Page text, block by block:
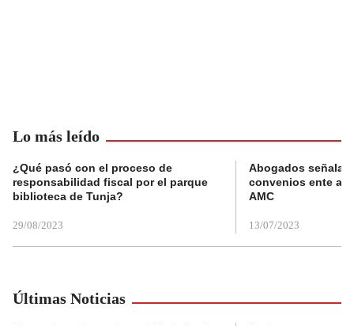
Lo más leído
¿Qué pasó con el proceso de
responsabilidad fiscal por el parque
biblioteca de Tunja?
29/08/2023
Abogados
convenios ente
AMC
13/07/2023
Últimas Noticias